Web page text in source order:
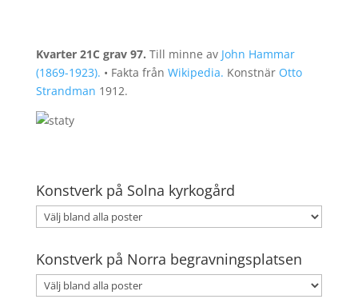
Kvarter 21C grav 97. Till minne av John Hammar
(1869-1923). • Fakta från Wikipedia. Konstnär Otto
Strandman 1912.
Konstverk på Solna kyrkogård
Konstverk på Norra begravningsplatsen